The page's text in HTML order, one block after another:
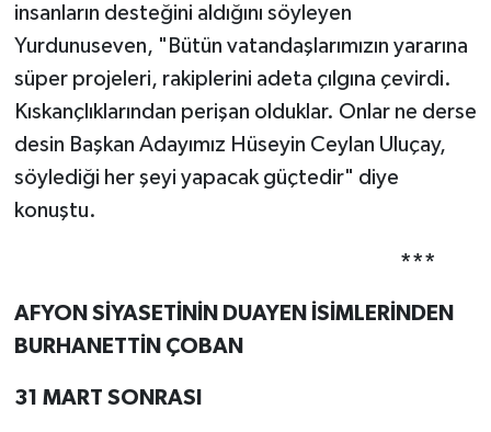
insanların desteğini aldığını söyleyen
Yurdunuseven, "Bütün vatandaşlarımızın yararına
süper projeleri, rakiplerini adeta çılgına çevirdi.
Kıskançlıklarından perişan olduklar. Onlar ne derse
desin Başkan Adayımız Hüseyin Ceylan Uluçay,
söylediği her şeyi yapacak güçtedir" diye
konuştu.
***
AFYON SİYASETİNİN DUAYEN İSİMLERİNDEN
BURHANETTİN ÇOBAN
31 MART SONRASI